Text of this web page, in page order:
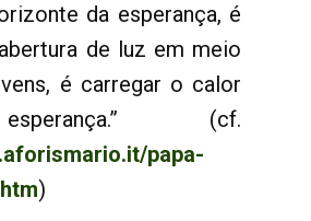
da esperança, é
de luz em meio
é carregar o calor
(cf.
papa-
)